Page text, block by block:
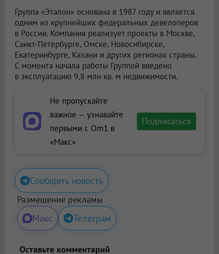
Группа «Эталон» основана в 1987 году и является
одним из крупнейших федеральных девелоперов
в России. Компания реализует проекты в Москве,
Санкт-Петербурге, Омске, Новосибирске,
Екатеринбурге, Казани и других регионах страны.
С момента начала работы Группой введено
в эксплуатацию 9,8 млн кв. м недвижимости.
Не пропускайте
важное — узнавайте
первыми с Om1 в
«Макс»
Подписаться
Сообщить новость
Размещение рекламы
Макс Телеграм
Оставьте комментарий